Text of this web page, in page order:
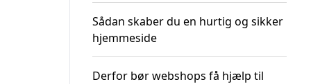
Sådan skaber du en hurtig og sikker
hjemmeside
Derfor bør webshops få hjælp til